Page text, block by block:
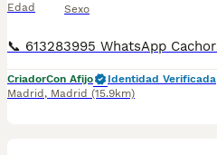
Edad Sexo
CriadorCon Afijo
Identidad Verificada
Madrid , Madrid (15.9km)